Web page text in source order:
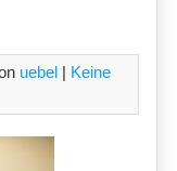
uebel | Keine